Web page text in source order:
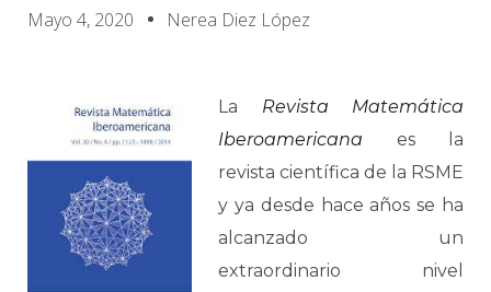
Mayo 4, 2020 Nerea Diez López
La Revista Matemática
Iberoamericana es la
revista científica de la RSME
y ya desde hace años se ha
alcanzado un
extraordinario nivel